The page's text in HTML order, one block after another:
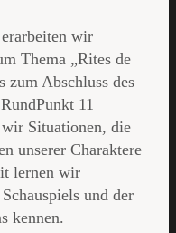
wir
Thema „Rites de
zum Abschluss des
11
Situationen, die
unserer Charaktere
lernen wir
und der
kennen.